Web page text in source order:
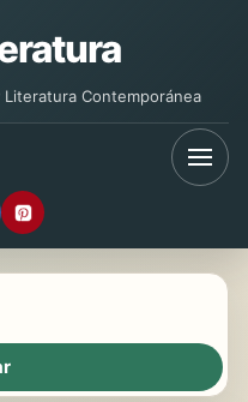
Contemporánea